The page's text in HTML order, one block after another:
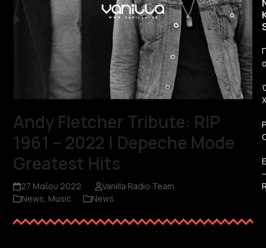
Andy Fletcher Tribute: RIP
1961 – 2022 | Depeche Mode
Greatest Hits
27 Μαΐου 2022
Vanilla Radio Team
News, Music News
–